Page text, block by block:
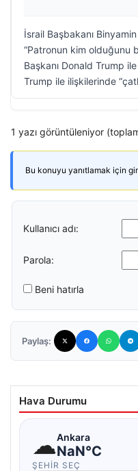
İsrail Başbakanı
“Patronun kim olduğunu
Başkanı Donald Trump
Trump ile ilişkilerinde
1 yazı görüntüleniyor
Bu konuyu yanıtlamak için
Kullanıcı adı:
Parola:
Beni hatırla
Paylaş:
Hava Durumu
☁Ankara
NaN°C
ŞEHIR SEÇ